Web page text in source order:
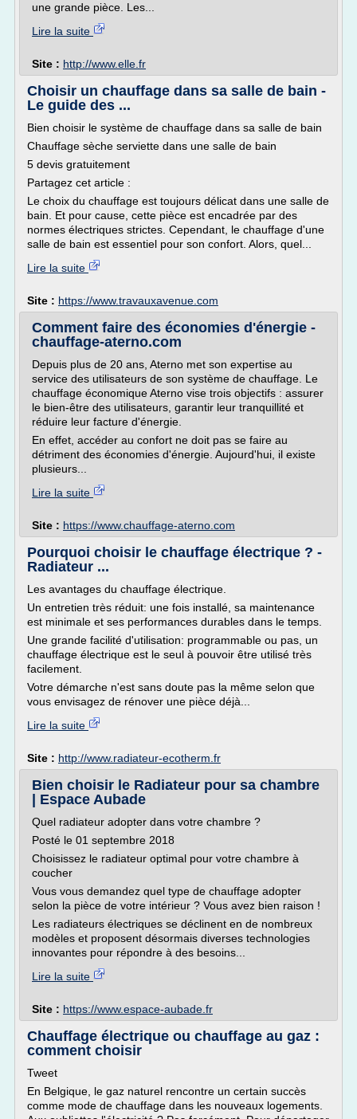
une grande pièce. Les...
Lire la suite
Site : http://www.elle.fr
Choisir un chauffage dans sa salle de bain -
Le guide des ...
Bien choisir le système de chauffage dans sa salle de bain
Chauffage sèche serviette dans une salle de bain
5 devis gratuitement
Partagez cet article :
Le choix du chauffage est toujours délicat dans une salle de
bain. Et pour cause, cette pièce est encadrée par des
normes électriques strictes. Cependant, le chauffage d'une
salle de bain est essentiel pour son confort. Alors, quel...
Lire la suite
Site : https://www.travauxavenue.com
Comment faire des économies d'énergie -
chauffage-aterno.com
Depuis plus de 20 ans, Aterno met son expertise au
service des utilisateurs de son système de chauffage. Le
chauffage économique Aterno vise trois objectifs : assurer
le bien-être des utilisateurs, garantir leur tranquillité et
réduire leur facture d'énergie.
En effet, accéder au confort ne doit pas se faire au
détriment des économies d'énergie. Aujourd'hui, il existe
plusieurs...
Lire la suite
Site : https://www.chauffage-aterno.com
Pourquoi choisir le chauffage électrique ? -
Radiateur ...
Les avantages du chauffage électrique.
Un entretien très réduit: une fois installé, sa maintenance
est minimale et ses performances durables dans le temps.
Une grande facilité d'utilisation: programmable ou pas, un
chauffage électrique est le seul à pouvoir être utilisé très
facilement.
Votre démarche n'est sans doute pas la même selon que
vous envisagez de rénover une pièce déjà...
Lire la suite
Site : http://www.radiateur-ecotherm.fr
Bien choisir le Radiateur pour sa chambre
| Espace Aubade
Quel radiateur adopter dans votre chambre ?
Posté le 01 septembre 2018
Choisissez le radiateur optimal pour votre chambre à
coucher
Vous vous demandez quel type de chauffage adopter
selon la pièce de votre intérieur ? Vous avez bien raison !
Les radiateurs électriques se déclinent en de nombreux
modèles et proposent désormais diverses technologies
innovantes pour répondre à des besoins...
Lire la suite
Site : https://www.espace-aubade.fr
Chauffage électrique ou chauffage au gaz :
comment choisir
Tweet
En Belgique, le gaz naturel rencontre un certain succès
comme mode de chauffage dans les nouveaux logements.